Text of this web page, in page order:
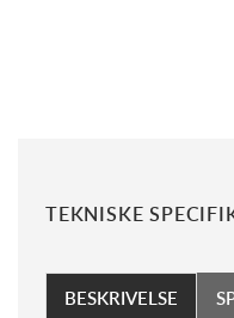
TEKNISKE
BESKRIVELSE